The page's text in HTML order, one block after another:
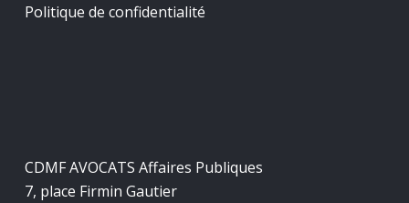
Politique de confidentialité
CDMF AVOCATS Affaires Publiques
7, place Firmin Gautier